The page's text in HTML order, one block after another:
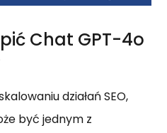
Chat GPT-4o
działań SEO,
być jednym z